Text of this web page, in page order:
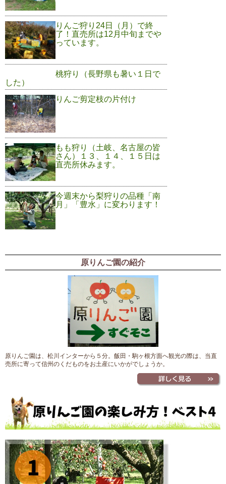
りんご狩り24日（月）で終
了！直売所は12月中旬までや
っています。
桃狩り（長野県も暑い１日で
した）
りんご剪定枝の片付け
もも狩り（土岐、名古屋の皆
さん）１３、１４、１５日は
直売所休みます。
今週末から梨狩りの品種「南
月」「豊水」に変わります！
原りんご園の紹介
原りんご園は、松川インターから５分。飯田・駒ヶ根方面へ観光の際は、当直
売所に寄って信州のくだものをお土産にいかがでしょうか。